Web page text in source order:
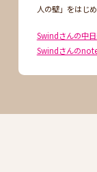
人の壁」をはじ
Swindさんの中
Swindさんの